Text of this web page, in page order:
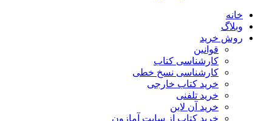
خانه
وبلاگ
روش خرید
قوانین
کارشناسی کتاب
کارشناسی نسخ خطی
خرید کتاب خارجی
خرید تلفنی
خرید آن لاین
خرید کتاب از سایت آمازون